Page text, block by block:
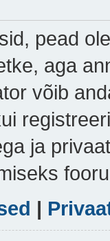
pead
aga
võib
ja
|